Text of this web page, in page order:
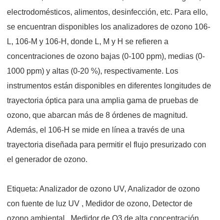
electrodomésticos, alimentos, desinfección, etc. Para ello,
se encuentran disponibles los analizadores de ozono 106-
L, 106-M y 106-H, donde L, M y H se refieren a
concentraciones de ozono bajas (0-100 ppm), medias (0-
1000 ppm) y altas (0-20 %), respectivamente. Los
instrumentos están disponibles en diferentes longitudes de
trayectoria óptica para una amplia gama de pruebas de
ozono, que abarcan más de 8 órdenes de magnitud.
Además, el 106-H se mide en línea a través de una
trayectoria diseñada para permitir el flujo presurizado con
el generador de ozono.
Etiqueta: Analizador de ozono UV, Analizador de ozono
con fuente de luz UV , Medidor de ozono, Detector de